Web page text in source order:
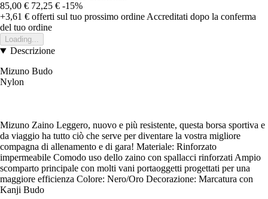
85,00 € 72,25 € -15%
+3,61 € offerti sul tuo prossimo ordine Accreditati dopo la conferma
del tuo ordine
Loading...
Descrizione
Mizuno Budo
Nylon
Mizuno Zaino Leggero, nuovo e più resistente, questa borsa sportiva e
da viaggio ha tutto ciò che serve per diventare la vostra migliore
compagna di allenamento e di gara! Materiale: Rinforzato
impermeabile Comodo uso dello zaino con spallacci rinforzati Ampio
scomparto principale con molti vani portaoggetti progettati per una
maggiore efficienza Colore: Nero/Oro Decorazione: Marcatura con
Kanji Budo